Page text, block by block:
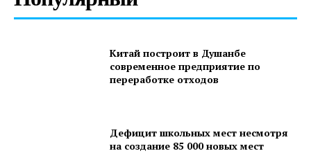
Китай построит в Душанбе
современное предприятие по
переработке отходов
Дефицит школьных мест несмотря
на создание 85 000 новых мест